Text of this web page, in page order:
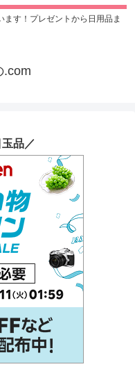
す！プレゼントから日用品ま
.com
品／